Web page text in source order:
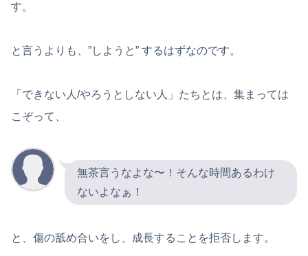
す。
と言うよりも、”しようと” するはずなのです。
「できない人/やろうとしない人」たちとは、集まっては
こぞって、
無茶言うなよな〜！そんな時間あるわけ
ないよなぁ！
と、傷の舐め合いをし、成長することを拒否します。